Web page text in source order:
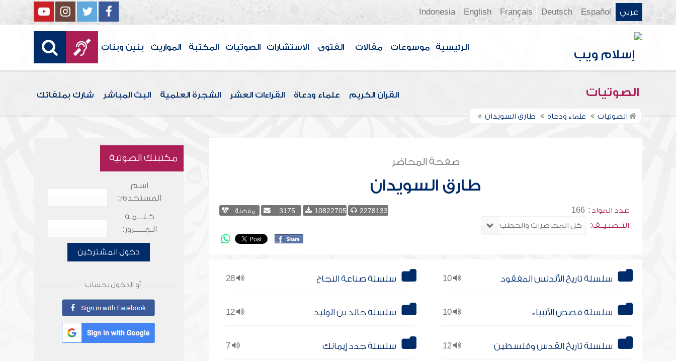
عربي Español
Deutsch
Français
English
Indonesia
الرئيسية موسوعات مقالات الفتوى الاستشارات الصوتيات المكتبة المواريث بنين وبنات
الصوتيات القرآن الكريم علماء ودعاة القراءات العشر الشجرة العلمية البث المباشر شارك بملفاتك
الصوتيات علماء ودعاة طارق السويدان
صفحة المحاضر
طارق السويدان
عدد المواد : 166
التــصنـيــف:
2278133
10822705
3175 مفضلة
10 سلسلة تاريخ الأندلس المفقود 28 سلسلة صناعة النجاح
10 سلسلة قصص الأنبياء 12 سلسلة خالد بن الوليد
12 سلسلة تاريخ القدس وفلسطين 7 سلسلة جدد إيمانك
مكتبتك الصوتية
اسم
المستخدم:
كـلـــمـة
الـمـــــرور:
دخول المشتركين
أو الدخول بحساب